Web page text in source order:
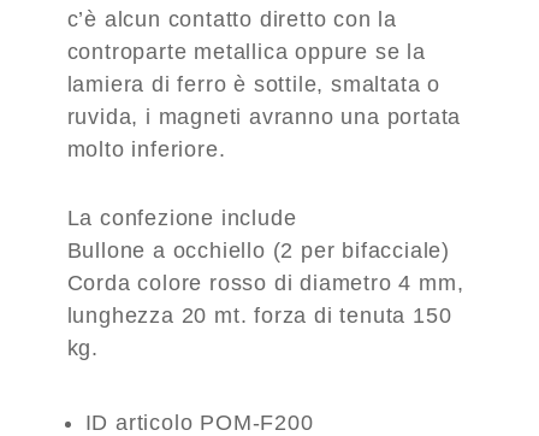
c’è alcun contatto diretto con la
controparte metallica oppure se la
lamiera di ferro è sottile, smaltata o
ruvida, i magneti avranno una portata
molto inferiore.
La confezione include
Bullone a occhiello (2 per bifacciale)
Corda colore rosso di diametro 4 mm,
lunghezza 20 mt. forza di tenuta 150
kg.
ID articolo POM-F200